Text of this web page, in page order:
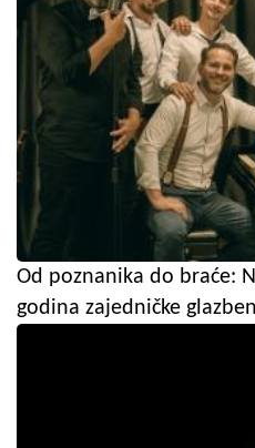
Od poznanika do braće:
godina zajedničke